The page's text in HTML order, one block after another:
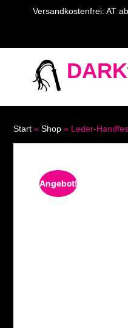
Versandkostenfrei: AT
DARK
Start » Shop » Leder-
Angebot!